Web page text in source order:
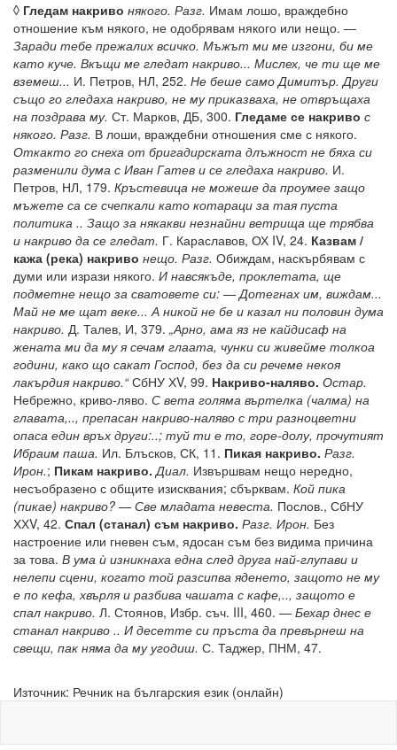
◊ Гледам накриво някого. Разг. Имам лошо, враждебно
отношение към някого, не одобрявам някого или нещо. —
Заради тебе прежалих всичко. Мъжът ми ме изгони, би ме
като куче. Вкъщи ме гледат накриво... Мислех, че ти ще ме
вземеш... И. Петров, НЛ, 252. Не беше само Димитър. Други
също го гледаха накриво, не му приказваха, не отвръщаха
на поздрава му. Ст. Марков, ДБ, 300. Гледаме се накриво с
някого. Разг. В лоши, враждебни отношения сме с някого.
Откакто го снеха от бригадирската длъжност не бяха си
разменили дума с Иван Гатев и се гледаха накриво. И.
Петров, НЛ, 179. Кръстевица не можеше да проумее защо
мъжете са се счепкали като котараци за тая пуста
политика .. Защо за някакви незнайни ветрища ще трябва
и накриво да се гледат. Г. Караславов, ОХ IV, 24. Казвам /
кажа (река) накриво нещо. Разг. Обиждам, наскърбявам с
думи или изрази някого. И навсякъде, проклетата, ще
подметне нещо за сватовете си: — Дотегнах им, виждам...
Май не ме щат веке... А никой не бе и казал ни половин дума
накриво. Д. Талев, И, 379. „Арно, ама яз не кайдисаф на
жената ми да му я сечам глаата, чунки си живейме толкоа
години, како що сакат Господ, без да си речеме некоя
лакърдия накриво.“СбНУ ХV, 99. Накриво-наляво. Остар.
Небрежно, криво-ляво. С вета голяма въртелка (чалма) на
главата,.., препасан накриво-наляво с три разноцветни
опаса един връх други:..; туй ти е то, горе-долу, прочутият
Ибраим паша. Ил. Блъсков, СК, 11. Пикая накриво. Разг.
Ирон.; Пикам накриво.Диал. Извършвам нещо нередно,
несъобразено с общите изисквания; сбърквам. Кой пика
(пикае) накриво? — Све младата невеста. Послов., СбНУ
ХХV, 42. Спал (станал) съм накриво. Разг. Ирон. Без
настроение или гневен съм, ядосан съм без видима причина
за това. В ума ѝ изникнаха една след друга най-глупави и
нелепи сцени, когато той разсипва яденето, защото не му
е по кефа, хвърля и разбива чашата с кафе,.., защото е
спал накриво. Л. Стоянов, Избр. съч. III, 460. — Бехар днес е
станал накриво .. И десетте си пръста да превърнеш на
свещи, пак няма да му угодиш. С. Таджер, ПНМ, 47.
Източник: Речник на българския език (онлайн)